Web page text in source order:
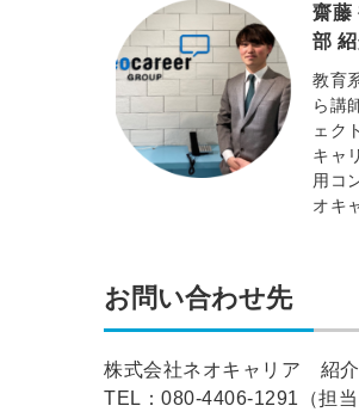
齋藤
部
教育
ら講
ェク
キャ
用コ
オキ
お問い合わせ先
株式会社ネオキャリア 紹
TEL：080-4406-1291（担当